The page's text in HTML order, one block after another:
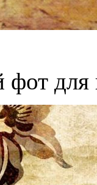
фот для